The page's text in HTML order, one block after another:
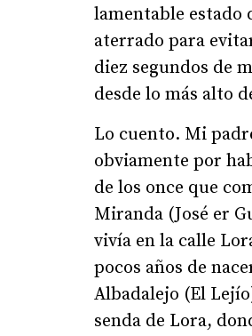
lamentable estado
aterrado para
diez segundos de
desde lo más alto
Lo cuento. Mi
obviamente por
de los once que
Miranda (José er
vivía en la calle
pocos años de
Albadalejo (El
senda de Lora,